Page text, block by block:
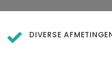
DIVERSE